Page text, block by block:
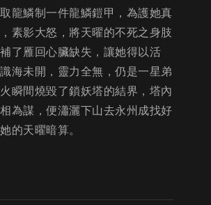
龍鱗制一件龍鱗鎧甲，為護她真
素影大怒，將天曜的不死之身肢
了雁回心臟缺失，讓她得以活
海未開，靈力全無，仍是一星弟
瞬間燒毀了鎖妖塔的結界，塔內
為謀，便瀟灑下山去永州成找好
的天曜暗算。